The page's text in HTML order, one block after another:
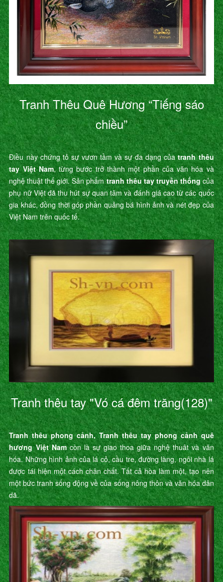
Tranh Thêu Quê Hương “Tiếng sáo
chiều”
Điều này chứng tỏ sự vươn tầm và sự đa dạng củatranh thêu
tay Việt Nam, từng bước trở thành một phần của văn hóa và
nghệ thuật thế giới. Sản phẩmtranh thêu tay truyền thốngcủa
phụ nữ Việt đã thu hút sự quan tâm và đánh giá cao từ các quốc
gia khác, đồng thời góp phần quảng bá hình ảnh và nét đẹp của
Việt Nam trên quốc tế.
Tranh thêu tay "Vó cá đêm trăng(128)"
Tranh thêu phong cảnh, Tranh thêu tay phong cảnh quê
hương Việt Namcòn là sự giao thoa giữa nghệ thuât và văn
hóa. Những hình ảnh của lá cỏ, cầu tre, đường làng, ngôi nhà lá
được tái hiện một cách chân chất. Tất cả hòa làm một, tạo nên
một bức tranh sống động về của sống nông thôn và văn hóa dân
dã.